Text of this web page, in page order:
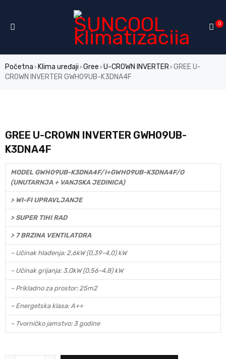
0
Početna › Klima uređaji › Gree › U-CROWN INVERTER› GREE U-
CROWN INVERTER GWH09UB-K3DNA4F
GREE U-CROWN INVERTER GWH09UB-
K3DNA4F
MODEL GWH09UB-K3DNA4F/I+GWH09UB-K3DNA4F/O
(UNUTARNJA + VANJSKA JEDINICA)
> WI-FI UPRAVLJANJE
> SUPER TIHI RAD
> 7 BRZINA VENTILATORA
– Učinak hlađenja: 2,6kW (0,39-4,0) kW
– Učinak grijanja: 3,0kW (0,56-4,8) kW
– Prikladno za prostor: 25m2
– Energetska klasa: A++
– Tvorničko jamstvo: 3 godine